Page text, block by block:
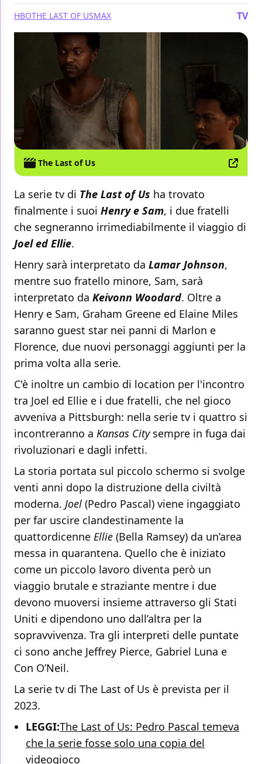
HBOTHE LAST OF USMAX TV
The Last of Us
La serie tv di The Last of Us ha trovato
finalmente i suoi Henry e Sam, i due fratelli
che segneranno irrimediabilmente il viaggio di
Joel ed Ellie.
Henry sarà interpretato da Lamar Johnson,
mentre suo fratello minore, Sam, sarà
interpretato da Keivonn Woodard. Oltre a
Henry e Sam, Graham Greene ed Elaine Miles
saranno guest star nei panni di Marlon e
Florence, due nuovi personaggi aggiunti per la
prima volta alla serie.
C'è inoltre un cambio di location per l'incontro
tra Joel ed Ellie e i due fratelli, che nel gioco
avveniva a Pittsburgh: nella serie tv i quattro si
incontreranno a Kansas Citysempre in fuga dai
rivoluzionari e dagli infetti.
La storia portata sul piccolo schermo si svolge
venti anni dopo la distruzione della civiltà
moderna. Joel (Pedro Pascal) viene ingaggiato
per far uscire clandestinamente la
quattordicenne Ellie (Bella Ramsey) da un’area
messa in quarantena. Quello che è iniziato
come un piccolo lavoro diventa però un
viaggio brutale e straziante mentre i due
devono muoversi insieme attraverso gli Stati
Uniti e dipendono uno dall’altra per la
sopravvivenza. Tra gli interpreti delle puntate
ci sono anche Jeffrey Pierce, Gabriel Luna e
Con O’Neil.
La serie tv di The Last of Us è prevista per il
2023.
LEGGI:The Last of Us: Pedro Pascal temeva
che la serie fosse solo una copia del
videogioco